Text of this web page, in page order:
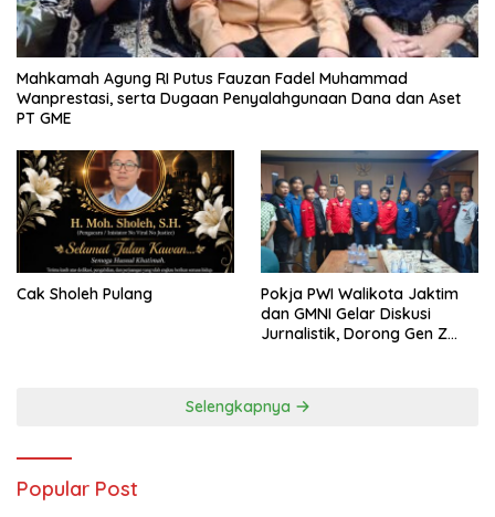
Mahkamah Agung RI Putus Fauzan Fadel Muhammad
Wanprestasi, serta Dugaan Penyalahgunaan Dana dan Aset
PT GME
Cak Sholeh Pulang
Pokja PWI Walikota Jaktim
dan GMNI Gelar Diskusi
Jurnalistik, Dorong Gen Z
Selengkapnya
Popular Post